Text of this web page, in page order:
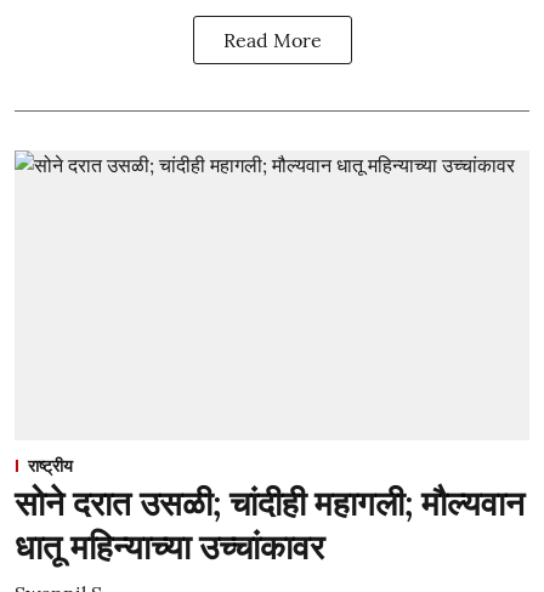
Read More
राष्ट्रीय
सोने दरात उसळी; चांदीही महागली; मौल्यवान
धातू महिन्याच्या उच्चांकावर